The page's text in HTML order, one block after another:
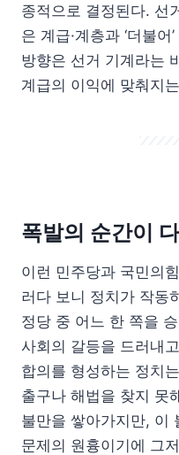
종적으로 결정된다. 선
은 계급·계층과 ‘더불
방향은 선거 기계라는
계급의 이익에 맞춰지
폭발의 순간이
이런 민주당과 국민의
러다 보니 정치가 작동
정당 중 어느 한 쪽을
사회의 갈등을 드러내
합의를 형성하는 정치
출구나 해법을 찾지 못
불만을 쌓아가지만, 이
문제의 원흉이기에 그